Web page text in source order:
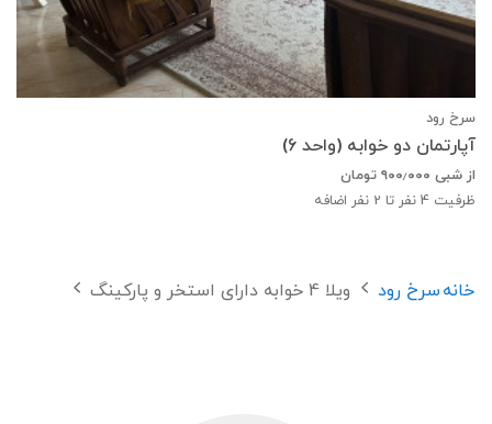
سرخ رود
آپارتمان دو خوابه (واحد 6)
از شبی ۹۰۰٫۰۰۰ تومان
ظرفیت 4 نفر تا 2 نفر اضافه
خانهسرخ رود ویلا 4 خوابه دارای استخر و پارکینگ